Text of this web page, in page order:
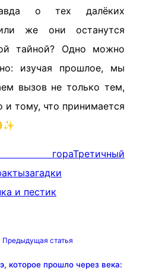
о тех далёких
же они останутся
тайной? Одно можно
изучая прошлое, мы
вызов не только тем,
и тому, что принимается
гораТретичный
загадки
и пестик
статья
которое прошло через века: